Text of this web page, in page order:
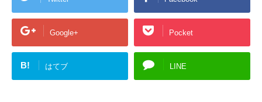
Google+ Pocket
B! はてブ LINE